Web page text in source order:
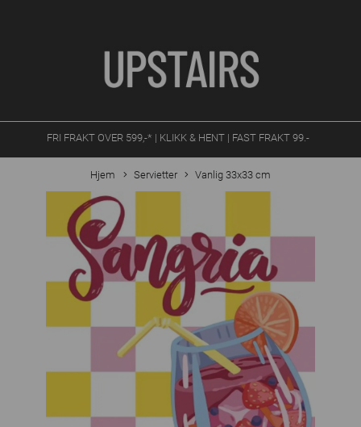
FRI FRAKT OVER 599,-* | KLIKK & HENT | FAST FRAKT 99.-
Hjem Servietter Vanlig 33x33 cm